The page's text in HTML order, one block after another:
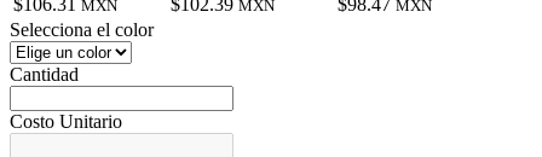
$106.31 MXN $102.39 MXN $98.47 MXN
Selecciona el color
Cantidad
Costo Unitario